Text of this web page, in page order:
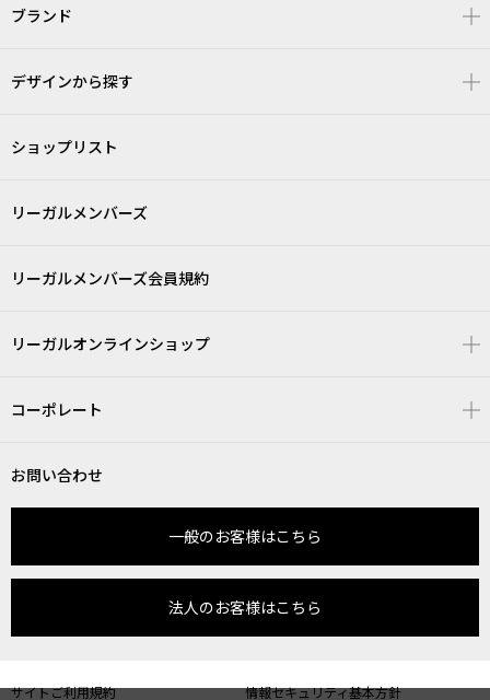
ブランド
デザインから探す
ショップリスト
リーガルメンバーズ
リーガルメンバーズ会員規約
リーガルオンラインショップ
コーポレート
お問い合わせ
一般のお客様はこちら
法人のお客様はこちら
サイトご利用規約 情報セキュリティ基本方針